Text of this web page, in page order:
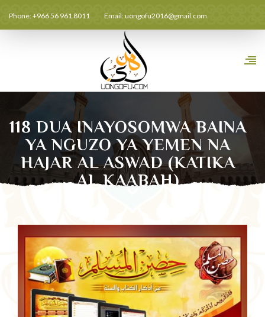
Phone: +966 56 961 8011 Email:uongofu2016@gmail.com
118 DUA INAYOSOMWA BAINA
YA NGUZO YA YEMEN NA
HAJAR AL ASWAD (KATIKA
AL KAABAH)